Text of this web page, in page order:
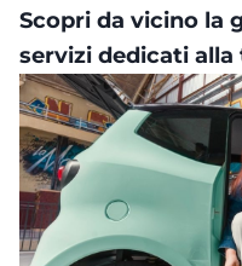
Scopri da vicino la
servizi dedicati